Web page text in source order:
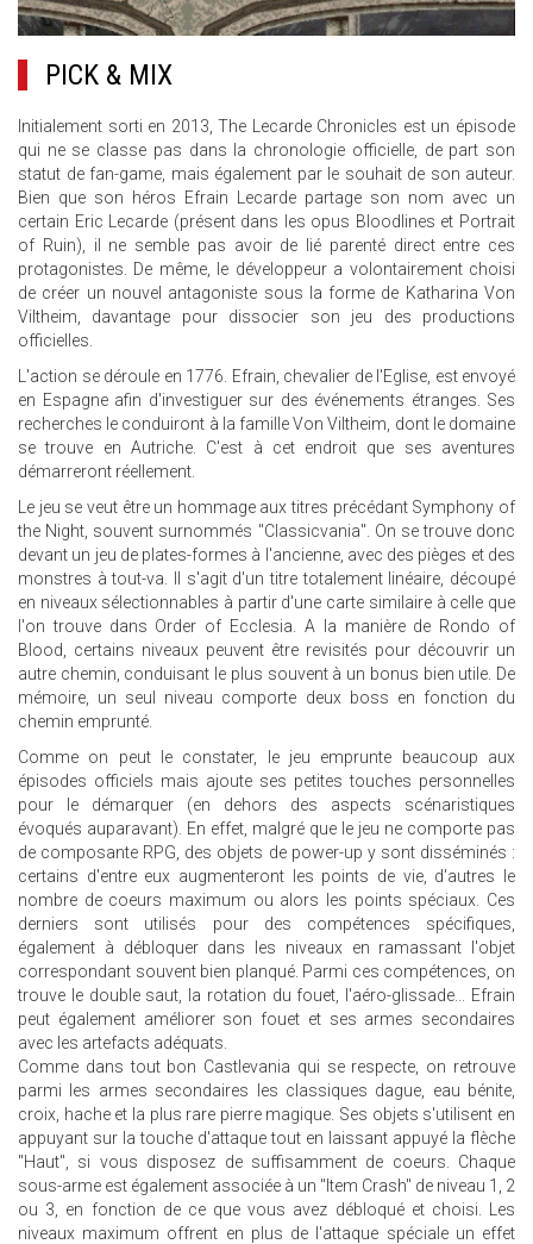
PICK & MIX
Initialement sorti en 2013, The Lecarde Chronicles est un épisode
qui ne se classe pas dans la chronologie officielle, de part son
statut de fan-game, mais également par le souhait de son auteur.
Bien que son héros Efrain Lecarde partage son nom avec un
certain Eric Lecarde (présent dans les opus Bloodlines et Portrait
of Ruin), il ne semble pas avoir de lié parenté direct entre ces
protagonistes. De même, le développeur a volontairement choisi
de créer un nouvel antagoniste sous la forme de Katharina Von
Viltheim, davantage pour dissocier son jeu des productions
officielles.
L'action se déroule en 1776. Efrain, chevalier de l'Eglise, est envoyé
en Espagne afin d'investiguer sur des événements étranges. Ses
recherches le conduiront à la famille Von Viltheim, dont le domaine
se trouve en Autriche. C'est à cet endroit que ses aventures
démarreront réellement.
Le jeu se veut être un hommage aux titres précédant Symphony of
the Night, souvent surnommés "Classicvania". On se trouve donc
devant un jeu de plates-formes à l'ancienne, avec des pièges et des
monstres à tout-va. Il s'agit d'un titre totalement linéaire, découpé
en niveaux sélectionnables à partir d'une carte similaire à celle que
l'on trouve dans Order of Ecclesia. A la manière de Rondo of
Blood, certains niveaux peuvent être revisités pour découvrir un
autre chemin, conduisant le plus souvent à un bonus bien utile. De
mémoire, un seul niveau comporte deux boss en fonction du
chemin emprunté.
Comme on peut le constater, le jeu emprunte beaucoup aux
épisodes officiels mais ajoute ses petites touches personnelles
pour le démarquer (en dehors des aspects scénaristiques
évoqués auparavant). En effet, malgré que le jeu ne comporte pas
de composante RPG, des objets de power-up y sont disséminés :
certains d'entre eux augmenteront les points de vie, d'autres le
nombre de coeurs maximum ou alors les points spéciaux. Ces
derniers sont utilisés pour des compétences spécifiques,
également à débloquer dans les niveaux en ramassant l'objet
correspondant souvent bien planqué. Parmi ces compétences, on
trouve le double saut, la rotation du fouet, l'aéro-glissade... Efrain
peut également améliorer son fouet et ses armes secondaires
avec les artefacts adéquats.
Comme dans tout bon Castlevania qui se respecte, on retrouve
parmi les armes secondaires les classiques dague, eau bénite,
croix, hache et la plus rare pierre magique. Ses objets s'utilisent en
appuyant sur la touche d'attaque tout en laissant appuyé la flèche
"Haut", si vous disposez de suffisamment de coeurs. Chaque
sous-arme est également associée à un "Item Crash" de niveau 1, 2
ou 3, en fonction de ce que vous avez débloqué et choisi. Les
niveaux maximum offrent en plus de l'attaque spéciale un effet